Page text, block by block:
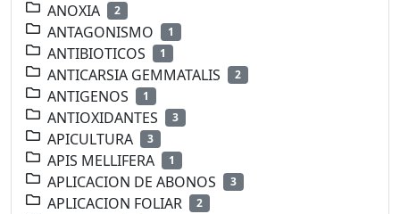
ANOXIA 2
ANTAGONISMO 1
ANTIBIOTICOS 1
ANTICARSIA GEMMATALIS 2
ANTIGENOS 1
ANTIOXIDANTES 3
APICULTURA 3
APIS MELLIFERA 1
APLICACION DE ABONOS 3
APLICACION FOLIAR 2